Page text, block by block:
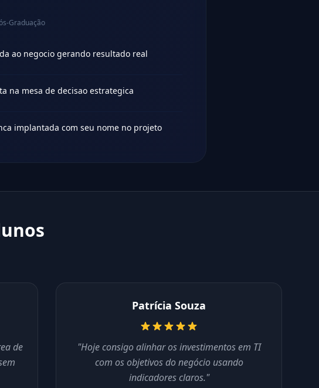
Graduação
ao negocio gerando resultado real
na mesa de decisao estrategica
implantada com seu nome no projeto
de
Patrícia Souza
"Hoje consigo alinhar os investimentos em TI
com os objetivos do negócio usando
indicadores claros."